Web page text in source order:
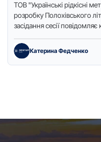
ТОВ "Українськi рiдкiснi
розробку Полохiвського
засідання сесії
Катерина Федченко